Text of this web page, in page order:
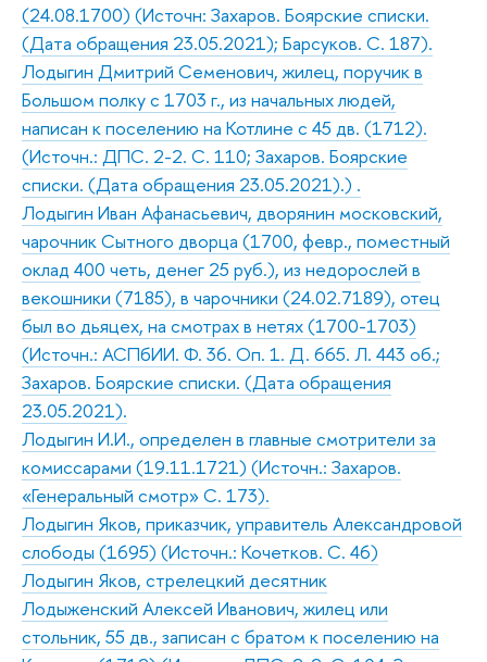
(24.08.1700) (Источн: Захаров. Боярские списки.
(Дата обращения 23.05.2021); Барсуков. С. 187).
Лодыгин Дмитрий Семенович, жилец, поручик в
Большом полку с 1703 г., из начальных людей,
написан к поселению на Котлине с 45 дв. (1712).
(Источн.: ДПС. 2-2. С. 110; Захаров. Боярские
списки. (Дата обращения 23.05.2021).) .
Лодыгин Иван Афанасьевич, дворянин московский,
чарочник Сытного дворца (1700, февр., поместный
оклад 400 четь, денег 25 руб.), из недорослей в
векошники (7185), в чарочники (24.02.7189), отец
был во дьяцех, на смотрах в нетях (1700-1703)
(Источн.: АСПбИИ. Ф. 36. Оп. 1. Д. 665. Л. 443 об.;
Захаров. Боярские списки. (Дата обращения
23.05.2021).
Лодыгин И.И., определен в главные смотрители за
комиссарами (19.11.1721) (Источн.: Захаров.
«Генеральный смотр» С. 173).
Лодыгин Яков, приказчик, управитель Александровой
слободы (1695) (Источн.: Кочетков. С. 46)
Лодыгин Яков, стрелецкий десятник
Лодыженский Алексей Иванович, жилец или
стольник, 55 дв., записан с братом к поселению на